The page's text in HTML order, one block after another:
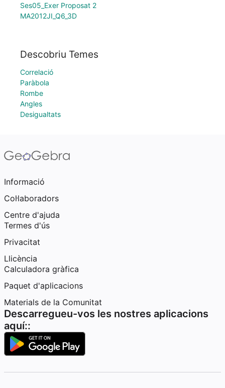
Ses05_Exer Proposat 2
MA2012JI_Q6_3D
Descobriu Temes
Correlació
Paràbola
Rombe
Angles
Desigualtats
Informació
Col·laboradors
Centre d'ajuda
Termes d'ús
Privacitat
Llicència
Calculadora gràfica
Paquet d'aplicacions
Materials de la Comunitat
Descarregueu-vos les nostres aplicacions
aquí::